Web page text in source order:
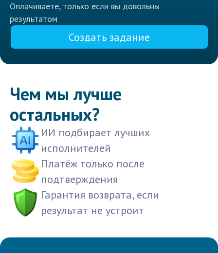
Оплачиваете, только если вы довольны
результатом
Создать задание
Чем мы лучше
остальных?
ИИ подбирает лучших
исполнителей
Платёж только после
подтверждения
Гарантия возврата, если
результат не устроит